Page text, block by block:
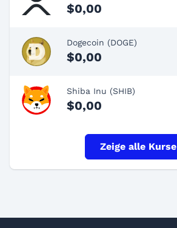
$0,00
Dogecoin (DOGE)
$0,00
Shiba Inu (SHIB)
$0,00
Zeige alle Kurse